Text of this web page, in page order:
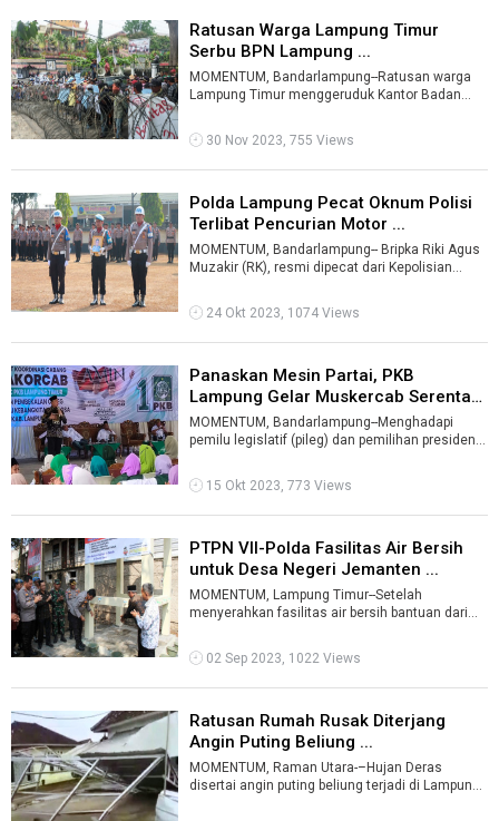
Ratusan Warga Lampung Timur
Serbu BPN Lampung ...
MOMENTUM, Bandarlampung--Ratusan warga
Lampung Timur menggeruduk Kantor Badan
B ...
30 Nov 2023, 755 Views
Polda Lampung Pecat Oknum Polisi
Terlibat Pencurian Motor ...
MOMENTUM, Bandarlampung-- Bripka Riki Agus
Muzakir (RK), resmi dipecat dari Kepolisian
24 Okt 2023, 1074 Views
Panaskan Mesin Partai, PKB
Lampung Gelar Muskercab Serentak
...
MOMENTUM, Bandarlampung--Menghadapi
pemilu legislatif (pileg) dan pemilihan presiden
15 Okt 2023, 773 Views
PTPN VII-Polda Fasilitas Air Bersih
untuk Desa Negeri Jemanten ...
MOMENTUM, Lampung Timur--Setelah
menyerahkan fasilitas air bersih bantuan dari
di ...
02 Sep 2023, 1022 Views
Ratusan Rumah Rusak Diterjang
Angin Puting Beliung ...
MOMENTUM, Raman Utara-–Hujan Deras
disertai angin puting beliung terjadi di Lampung